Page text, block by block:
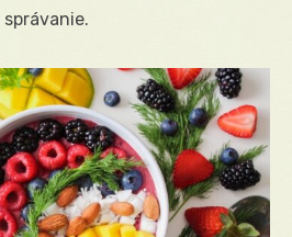
správanie.